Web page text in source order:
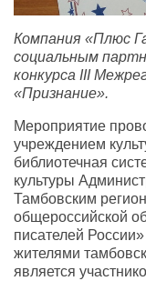
Компания «Плюс
социальным
конкурса III
«Признание».
Мероприятие
учреждением
библиотечная
культуры
Тамбовским
общероссийской
писателей
жителями
является